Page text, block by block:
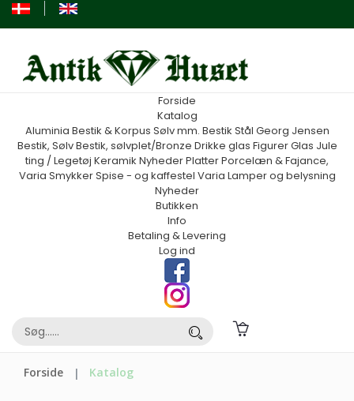
Forside
Katalog
Aluminia Bestik & Korpus Sølv mm. Bestik Stål Georg Jensen
Bestik, SølvBestik, sølvplet/Bronze Drikke glas FigurerGlas Jule
ting / Legetøj Keramik NyhederPlatterPorcelæn & Fajance,
Varia SmykkerSpise - og kaffestel Varia Lamper og belysning
Nyheder
Butikken
Info
Betaling & Levering
Log ind
Forside Katalog